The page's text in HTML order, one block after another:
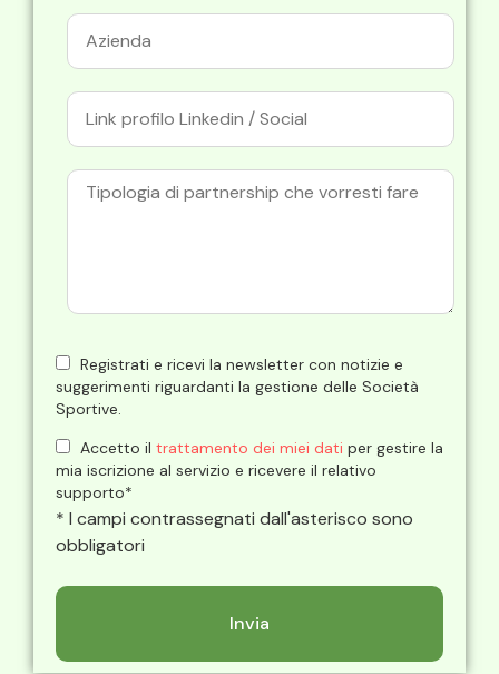
Registrati e ricevi la newsletter con notizie e
suggerimenti riguardanti la gestione delle Società
Sportive.
Accetto il trattamento dei miei dati per gestire la
mia iscrizione al servizio e ricevere il relativo
supporto*
* I campi contrassegnati dall'asterisco sono
obbligatori